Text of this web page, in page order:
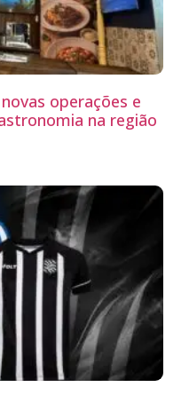
operações e
na região